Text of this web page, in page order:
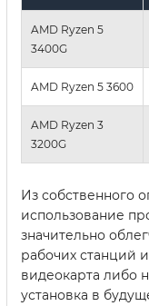
AMD Ryzen 5
3400G
AMD Ryzen 5 3600
AMD Ryzen 3
3200G
Из собственного
использование
значительно
рабочих станций
видеокарта либо
установка в